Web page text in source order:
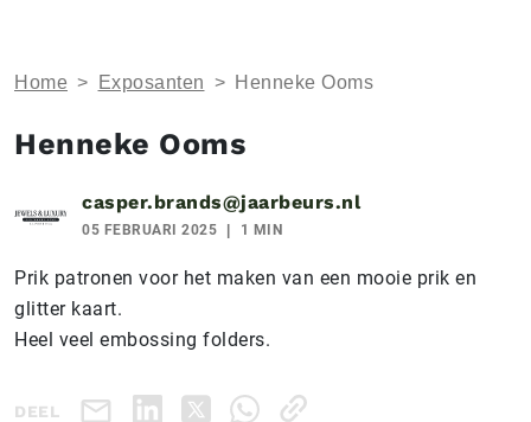
Home > Exposanten > Henneke Ooms
Henneke Ooms
casper.brands@jaarbeurs.nl
05 FEBRUARI 2025 1 MIN
Prik patronen voor het maken van een mooie prik en
glitter kaart.
Heel veel embossing folders.
DEEL